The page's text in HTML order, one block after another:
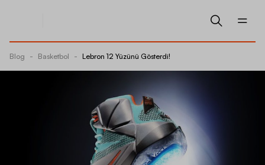
Blog - Basketbol - Lebron 12 Yüzünü Gösterdi!